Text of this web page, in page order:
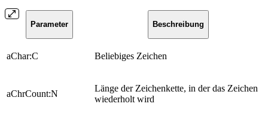
Parameter Beschreibung
aChar:C Beliebiges Zeichen
aChrCount:N
Länge der Zeichenkette, in der das Zeichen
wiederholt wird